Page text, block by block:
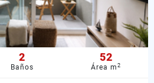
2
Baños
52
Área m2